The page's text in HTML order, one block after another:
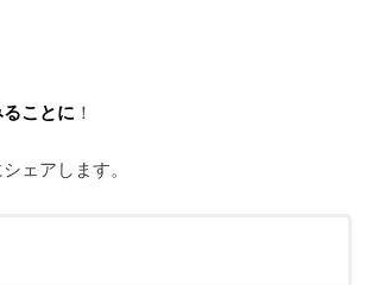
ことに ！
ェアします。